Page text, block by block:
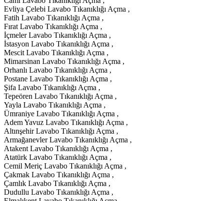
Evliya Çelebi Lavabo Tıkanıklığı Açma ,
Fatih Lavabo Tıkanıklığı Açma ,
Fırat Lavabo Tıkanıklığı Açma ,
İçmeler Lavabo Tıkanıklığı Açma ,
İstasyon Lavabo Tıkanıklığı Açma ,
Mescit Lavabo Tıkanıklığı Açma ,
Mimarsinan Lavabo Tıkanıklığı Açma ,
Orhanlı Lavabo Tıkanıklığı Açma ,
Postane Lavabo Tıkanıklığı Açma ,
Şifa Lavabo Tıkanıklığı Açma ,
Tepeören Lavabo Tıkanıklığı Açma ,
Yayla Lavabo Tıkanıklığı Açma ,
Ümraniye Lavabo Tıkanıklığı Açma ,
Adem Yavuz Lavabo Tıkanıklığı Açma ,
Altınşehir Lavabo Tıkanıklığı Açma ,
Armağanevler Lavabo Tıkanıklığı Açma ,
Atakent Lavabo Tıkanıklığı Açma ,
Atatürk Lavabo Tıkanıklığı Açma ,
Cemil Meriç Lavabo Tıkanıklığı Açma ,
Çakmak Lavabo Tıkanıklığı Açma ,
Çamlık Lavabo Tıkanıklığı Açma ,
Dudullu Lavabo Tıkanıklığı Açma ,